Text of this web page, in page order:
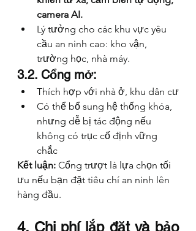
camera AI.
Lý tưởng cho các khu vực yêu
cầu an ninh cao: kho vận,
trường học, nhà máy.
3.2. Cổng mở:
Thích hợp với nhà ở, khu dân cư
Có thể bổ sung hệ thống khóa,
nhưng dễ bị tác động nếu
không có trục cố định vững
chắc
Kết luận: Cổng trượt là lựa chọn tối
ưu nếu bạn đặt tiêu chí an ninh lên
hàng đầu.
4. Chi phí lắp đặt và bảo